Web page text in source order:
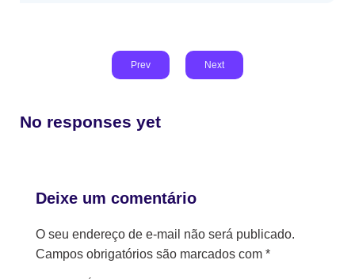
Prev Next
No responses yet
Deixe um comentário
O seu endereço de e-mail não será publicado.
Campos obrigatórios são marcados com *